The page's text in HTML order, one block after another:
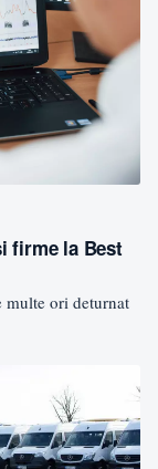
firme la Best
multe ori deturnat